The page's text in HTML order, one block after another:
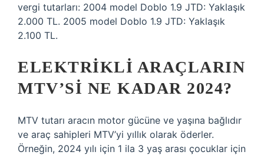
vergi tutarları: 2004 model Doblo 1.9 JTD: Yaklaşık
2.000 TL. 2005 model Doblo 1.9 JTD: Yaklaşık
2.100 TL.
ELEKTRIKLI ARAÇLARIN
MTV’SI NE KADAR 2024?
MTV tutarı aracın motor gücüne ve yaşına bağlıdır
ve araç sahipleri MTV’yi yıllık olarak öderler.
Örneğin, 2024 yılı için 1 ila 3 yaş arası çocuklar için